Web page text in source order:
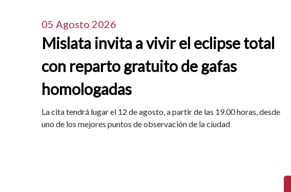
05 Agosto 2026
Mislata invita a vivir el eclipse total
con reparto gratuito de gafas
homologadas
La cita tendrá lugar el 12 de agosto, a partir de las 19.00 horas, desde
uno de los mejores puntos de observación de la ciudad